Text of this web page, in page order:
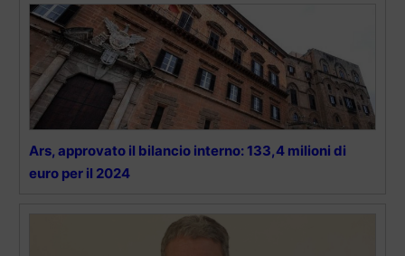
Ars, approvato il bilancio interno: 133,4 milioni di
euro per il 2024